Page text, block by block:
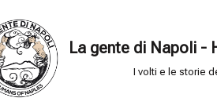
La gente di Napoli -
I volti e le storie